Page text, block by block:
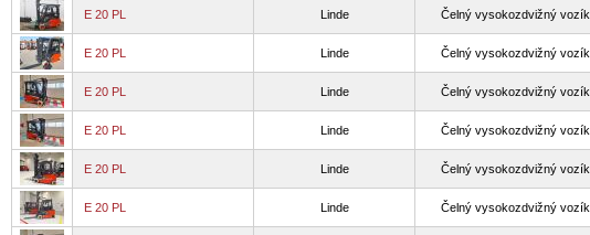
E 20 PL Linde Čelný vysokozdvižný vozík
E 20 PL Linde Čelný vysokozdvižný vozík
E 20 PL Linde Čelný vysokozdvižný vozík
E 20 PL Linde Čelný vysokozdvižný vozík
E 20 PL Linde Čelný vysokozdvižný vozík
E 20 PL Linde Čelný vysokozdvižný vozík